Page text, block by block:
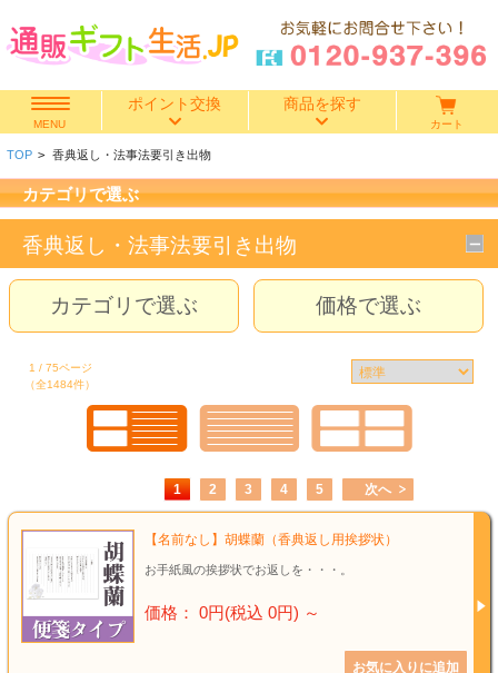
MENU
ポイント交換 商品を探す
快気祝い
香典返し
出産内祝い
結婚内祝い
結婚引き出物
新築祝い
カート
TOP > 香典返し・法事法要引き出物
カテゴリで選ぶ
香典返し・法事法要引き出物
カテゴリで選ぶ 価格で選ぶ
1 / 75ページ
（全1484件）
1 2 3 4 5 次へ
【名前なし】胡蝶蘭（香典返し用挨拶状）
お手紙風の挨拶状でお返しを・・・。
価格： 0円(税込 0円) ～